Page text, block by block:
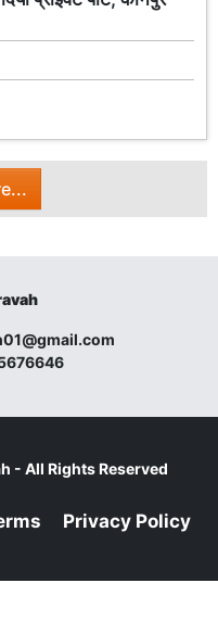
- All Rights Reserved
Privacy Policy